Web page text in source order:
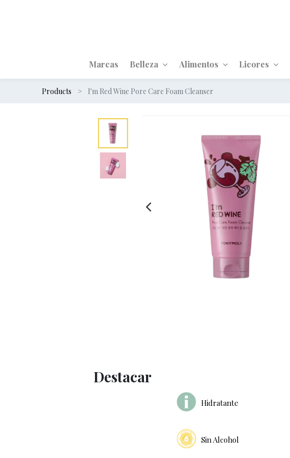
Marcas Belleza Alimentos Licores
Products I'm Red Wine Pore Care Foam Cleanser
Destacar
Hidratante
Sin Alcohol